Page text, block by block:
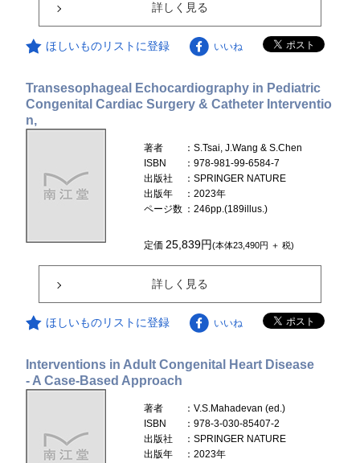
詳しく見る
ほしいものリストに登録 いいね
Transesophageal Echocardiography in Pediatric
Congenital Cardiac Surgery & Catheter Interventio
n,
著者
：S.Tsai, J.Wang & S.Chen
ISBN
：978-981-99-6584-7
出版社
：SPRINGER NATURE
出版年
：2023年
ページ数 ：246pp.(189illus.)
定価25,839円(本体23,490円 ＋ 税)
詳しく見る
ほしいものリストに登録 いいね
Interventions in Adult Congenital Heart Disease
- A Case-Based Approach
著者
：V.S.Mahadevan (ed.)
ISBN
：978-3-030-85407-2
出版社
：SPRINGER NATURE
出版年
：2023年